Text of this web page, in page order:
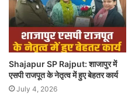
Shajapur SP Rajput: शाजापुर में
एसपी राजपूत के नेतृत्व में हुए बेहतर कार्य
July 4, 2026